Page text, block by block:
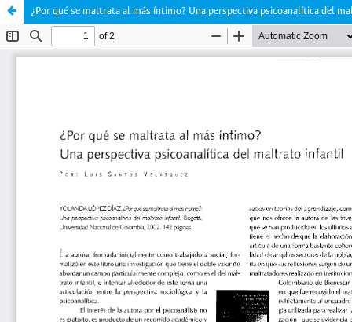
¿Por qué se maltrata al más íntimo? Una perspectiva psicoanalítica del